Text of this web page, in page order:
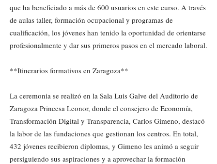
que ha beneficiado a más de 600 usuarios en este curso. A través
de aulas taller, formación ocupacional y programas de
cualificación, los jóvenes han tenido la oportunidad de orientarse
profesionalmente y dar sus primeros pasos en el mercado laboral.
**Itinerarios formativos en Zaragoza**
La ceremonia se realizó en la Sala Luis Galve del Auditorio de
Zaragoza Princesa Leonor, donde el consejero de Economía,
Transformación Digital y Transparencia, Carlos Gimeno, destacó
la labor de las fundaciones que gestionan los centros. En total,
432 jóvenes recibieron diplomas, y Gimeno les animó a seguir
persiguiendo sus aspiraciones y a aprovechar la formación